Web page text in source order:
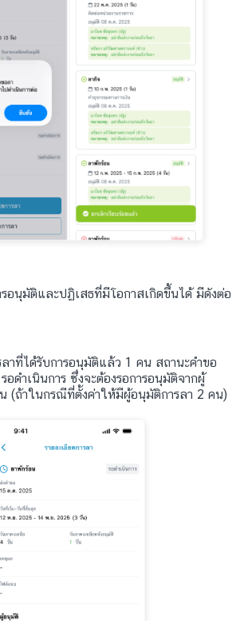
อนุมัติและปฏิเสธที่มีโอกาสเกิดขึ้นได้ มีดังต่อ
าที่ได้รับการอนุมัติแล้ว 1 คน สถานะคำขอ
อดำเนินการ ซึ่งจะต้องรอการอนุมัติจากผู้
(ถ้าในกรณีที่ตั้งค่าให้มีผู้อนุมัติการลา 2 คน)